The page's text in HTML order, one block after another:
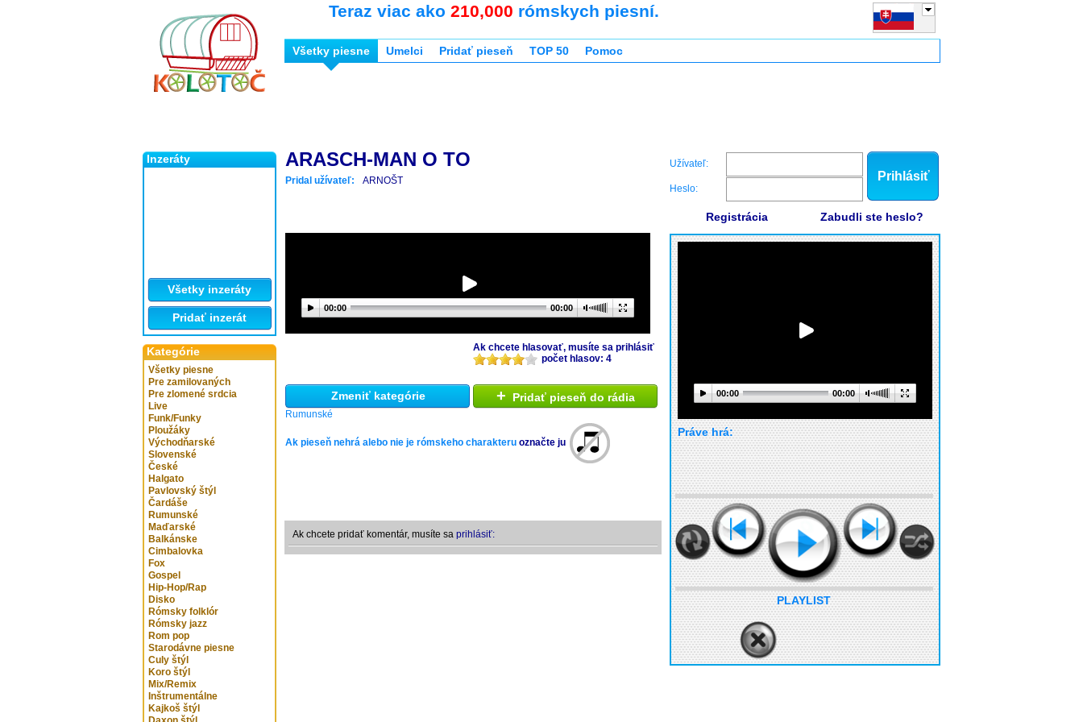
Inzeráty
Všetky inzeráty
Pridať inzerát
Kategórie
Všetky piesne
Pre zamilovaných
Pre zlomené srdcia
Live
Funk/Funky
Ploužáky
Východňarské
Slovenské
České
Halgato
Pavlovský štýl
Čardáše
Rumunské
Maďarské
Balkánske
Cimbalovka
Fox
Gospel
Hip-Hop/Rap
Disko
Rómsky folklór
Rómsky jazz
Rom pop
Starodávne piesne
Culy štýl
Koro štýl
Mix/Remix
Inštrumentálne
Kajkoš štýl
Teraz viac ako 210,000 rómskych piesní.
Všetky piesne Umelci Pridať pieseň TOP 50 Pomoc
ARASCH-MAN O TO
Pridal užívateľ: ARNOŠT
00:00 00:00
Ak chcete hlasovať, musíte sa prihlásiť
počet hlasov: 4
Zmeniť kategórie
Rumunské
+ Pridať pieseň do rádia
Ak pieseň nehrá alebo nie je rómskeho charakteru označte ju
Ak chcete pridať komentár, musíte sa prihlásiť:
Užívateľ:
Heslo:
Prihlásiť
Registrácia Zabudli ste heslo?
00:00 00:00
Práve hrá:
PLAYLIST